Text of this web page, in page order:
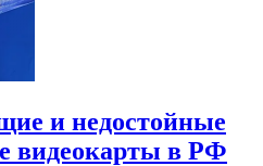
и недостойные
видеокарты в РФ